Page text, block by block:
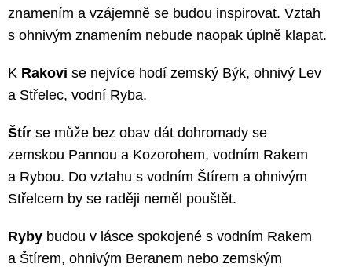
znamením a vzájemně se budou inspirovat. Vztah
s ohnivým znamením nebude naopak úplně klapat.
K Rakovi se nejvíce hodí zemský Býk, ohnivý Lev
a Střelec, vodní Ryba.
Štír se může bez obav dát dohromady se
zemskou Pannou a Kozorohem, vodním Rakem
a Rybou. Do vztahu s vodním Štírem a ohnivým
Střelcem by se raději neměl pouštět.
Ryby budou v lásce spokojené s vodním Rakem
a Štírem, ohnivým Beranem nebo zemským